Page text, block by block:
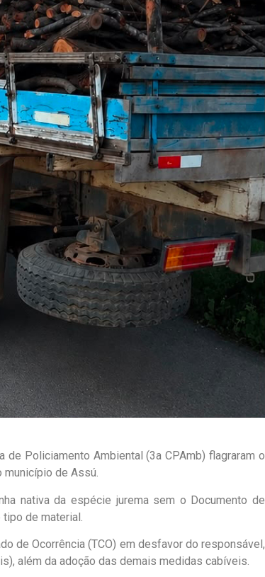
de Policiamento Ambiental (3а CPAmb) flagraram o
município de Assú.
nativa da espécie jurema sem o Documento de
de material.
de Ocorrência (TCO) em desfavor do responsável,
além da adoção das demais medidas cabíveis.